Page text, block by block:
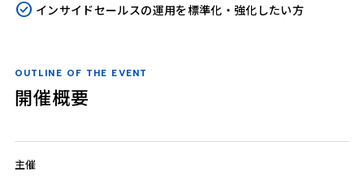
インサイドセールスの運用を標準化・強化したい方
OUTLINE OF THE EVENT
開催概要
主催